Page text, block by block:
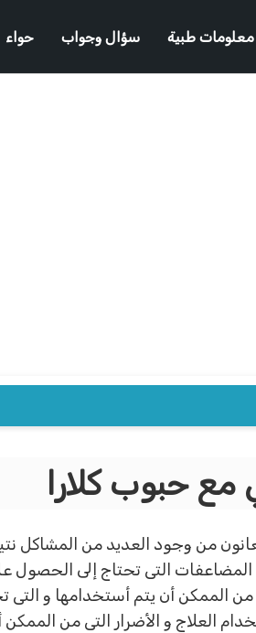
معلومات طبية سؤال وجواب حواء
مع حبوب كلارا
من وجود العديد من المشاكل
التى تحتاج إلى الحصول
الممكن أن يتم أستخدامها و التى
العلاج و الأضرار التى من